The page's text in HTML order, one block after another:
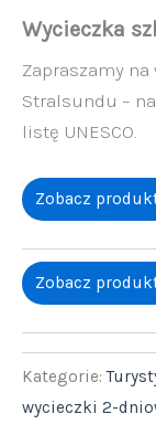
Wycieczka
Zapraszamy
Stralsundu –
listę UNESCO.
Zobacz
Zobacz
Kategorie:
wycieczki 2-